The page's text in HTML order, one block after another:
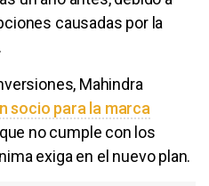
causadas por la
Mahindra
socio para la marca
no cumple con los
exiga en el nuevo plan.